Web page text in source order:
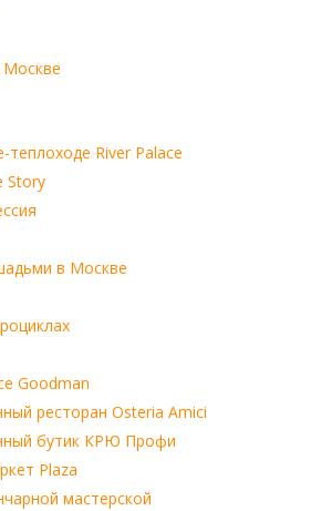
Москве
River Palace
Story
в Москве
Goodman
ресторан Osteria Amici
бутик КРЮ Профи
Plaza
мастерской